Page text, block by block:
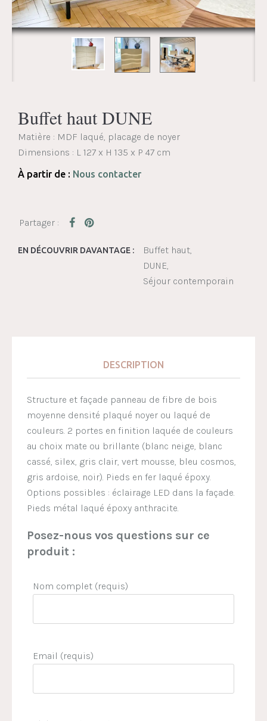
Buffet haut DUNE
Matière : MDF laqué, placage de noyer
Dimensions : L 127 x H 135 x P 47 cm
À partir de : Nous contacter
EN DÉCOUVRIR DAVANTAGE :
Buffet haut
DUNE
Séjour contemporain
DESCRIPTION
Structure et façade panneau de fibre de bois
moyenne densité plaqué noyer ou laqué de
couleurs. 2 portes en finition laquée de couleurs
au choix mate ou brillante (blanc neige, blanc
cassé, silex, gris clair, vert mousse, bleu cosmos,
gris ardoise, noir). Pieds en fer laqué époxy.
Options possibles : éclairage LED dans la façade.
Pieds métal laqué époxy anthracite.
Posez-nous vos questions sur ce
produit :
Nom complet (requis)
Email (requis)